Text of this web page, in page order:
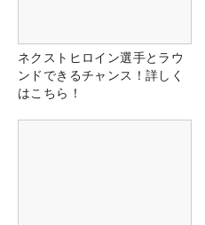
ネクストヒロイン選手とラウ
ンドできるチャンス！詳しく
はこちら！